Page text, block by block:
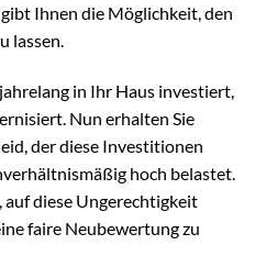
Ihnen die Möglichkeit, den
lassen.
in Ihr Haus investiert,
Nun erhalten Sie
der diese Investitionen
hoch belastet.
auf diese Ungerechtigkeit
faire Neubewertung zu